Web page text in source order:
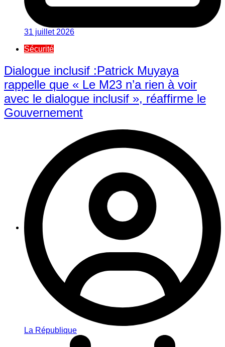
31 juillet 2026
Sécurité
Dialogue inclusif :Patrick Muyaya
rappelle que « Le M23 n’a rien à voir
avec le dialogue inclusif », réaffirme le
Gouvernement
La République